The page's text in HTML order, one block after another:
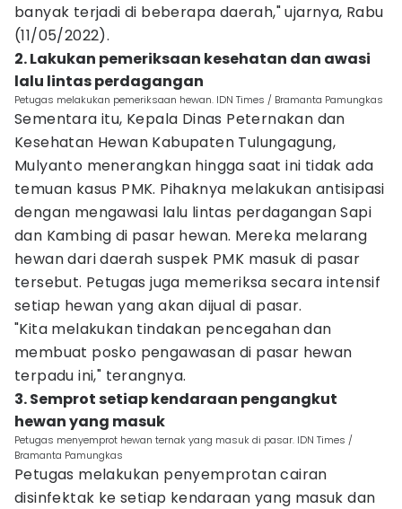
banyak terjadi di beberapa daerah," ujarnya, Rabu
(11/05/2022).
2. Lakukan pemeriksaan kesehatan dan awasi
lalu lintas perdagangan
Petugas melakukan pemeriksaan hewan. IDN Times / Bramanta Pamungkas
Sementara itu, Kepala Dinas Peternakan dan
Kesehatan Hewan Kabupaten Tulungagung,
Mulyanto menerangkan hingga saat ini tidak ada
temuan kasus PMK. Pihaknya melakukan antisipasi
dengan mengawasi lalu lintas perdagangan Sapi
dan Kambing di pasar hewan. Mereka melarang
hewan dari daerah suspek PMK masuk di pasar
tersebut. Petugas juga memeriksa secara intensif
setiap hewan yang akan dijual di pasar.
"Kita melakukan tindakan pencegahan dan
membuat posko pengawasan di pasar hewan
terpadu ini," terangnya.
3. Semprot setiap kendaraan pengangkut
hewan yang masuk
Petugas menyemprot hewan ternak yang masuk di pasar. IDN Times /
Bramanta Pamungkas
Petugas melakukan penyemprotan cairan
disinfektak ke setiap kendaraan yang masuk dan